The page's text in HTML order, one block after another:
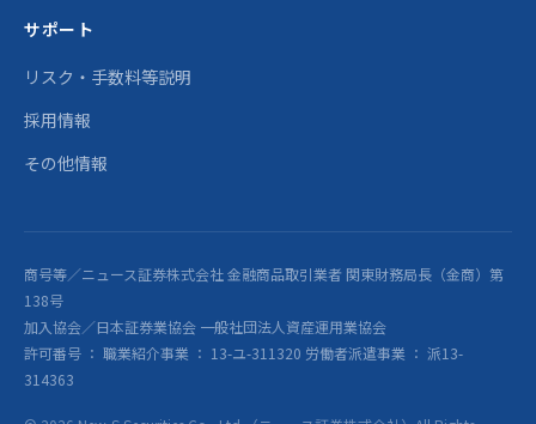
サポート
リスク・手数料等説明
採用情報
その他情報
商号等／ニュース証券株式会社 金融商品取引業者 関東財務局長（金商）第
138号
加入協会／日本証券業協会 一般社団法人資産運用業協会
許可番号 ： 職業紹介事業 ： 13-ユ-311320 労働者派遣事業 ： 派13-
314363